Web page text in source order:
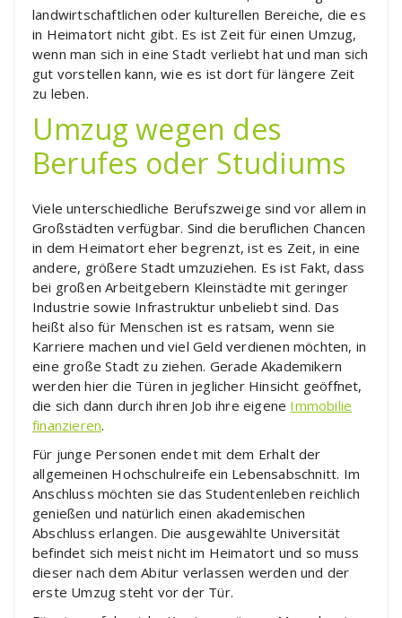
landwirtschaftlichen oder kulturellen Bereiche, die es
in Heimatort nicht gibt. Es ist Zeit für einen Umzug,
wenn man sich in eine Stadt verliebt hat und man sich
gut vorstellen kann, wie es ist dort für längere Zeit
zu leben.
Umzug wegen des
Berufes oder Studiums
Viele unterschiedliche Berufszweige sind vor allem in
Großstädten verfügbar. Sind die beruflichen Chancen
in dem Heimatort eher begrenzt, ist es Zeit, in eine
andere, größere Stadt umzuziehen. Es ist Fakt, dass
bei großen Arbeitgebern Kleinstädte mit geringer
Industrie sowie Infrastruktur unbeliebt sind. Das
heißt also für Menschen ist es ratsam, wenn sie
Karriere machen und viel Geld verdienen möchten, in
eine große Stadt zu ziehen. Gerade Akademikern
werden hier die Türen in jeglicher Hinsicht geöffnet,
die sich dann durch ihren Job ihre eigene Immobilie
finanzieren.
Für junge Personen endet mit dem Erhalt der
allgemeinen Hochschulreife ein Lebensabschnitt. Im
Anschluss möchten sie das Studentenleben reichlich
genießen und natürlich einen akademischen
Abschluss erlangen. Die ausgewählte Universität
befindet sich meist nicht im Heimatort und so muss
dieser nach dem Abitur verlassen werden und der
erste Umzug steht vor der Tür.